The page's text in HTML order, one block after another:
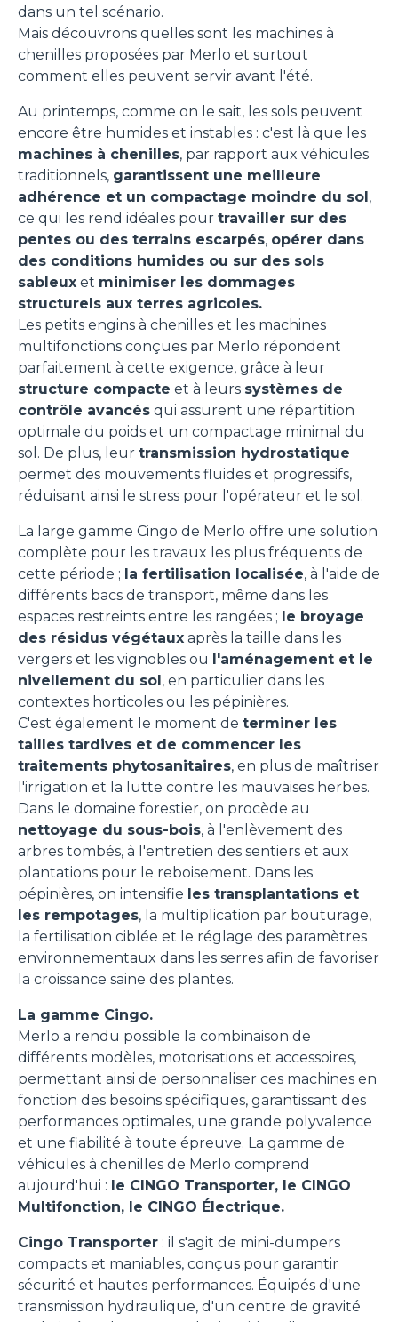
dans un tel scénario.
Mais découvrons quelles sont les machines à
chenilles proposées par Merlo et surtout
comment elles peuvent servir avant l'été.
Au printemps, comme on le sait, les sols peuvent
encore être humides et instables : c'est là que les
machines à chenilles, par rapport aux véhicules
traditionnels, garantissent une meilleure
adhérence et un compactage moindre du sol,
ce qui les rend idéales pour travailler sur des
pentes ou des terrains escarpés, opérer dans
des conditions humides ou sur des sols
sableux et minimiser les dommages
structurels aux terres agricoles.
Les petits engins à chenilles et les machines
multifonctions conçues par Merlo répondent
parfaitement à cette exigence, grâce à leur
structure compacte et à leurs systèmes de
contrôle avancés qui assurent une répartition
optimale du poids et un compactage minimal du
sol. De plus, leur transmission hydrostatique
permet des mouvements fluides et progressifs,
réduisant ainsi le stress pour l'opérateur et le sol.
La large gamme Cingo de Merlo offre une solution
complète pour les travaux les plus fréquents de
cette période ; la fertilisation localisée, à l'aide de
différents bacs de transport, même dans les
espaces restreints entre les rangées ; le broyage
des résidus végétaux après la taille dans les
vergers et les vignobles ou l'aménagement et le
nivellement du sol, en particulier dans les
contextes horticoles ou les pépinières.
C'est également le moment de terminer les
tailles tardives et de commencer les
traitements phytosanitaires, en plus de maîtriser
l'irrigation et la lutte contre les mauvaises herbes.
Dans le domaine forestier, on procède au
nettoyage du sous-bois, à l'enlèvement des
arbres tombés, à l'entretien des sentiers et aux
plantations pour le reboisement. Dans les
pépinières, on intensifie les transplantations et
les rempotages, la multiplication par bouturage,
la fertilisation ciblée et le réglage des paramètres
environnementaux dans les serres afin de favoriser
la croissance saine des plantes.
La gamme Cingo.
Merlo a rendu possible la combinaison de
différents modèles, motorisations et accessoires,
permettant ainsi de personnaliser ces machines en
fonction des besoins spécifiques, garantissant des
performances optimales, une grande polyvalence
et une fiabilité à toute épreuve. La gamme de
véhicules à chenilles de Merlo comprend
aujourd'hui : le CINGO Transporter, le CINGO
Multifonction, le CINGO Électrique.
Cingo Transporter : il s'agit de mini-dumpers
compacts et maniables, conçus pour garantir
sécurité et hautes performances. Équipés d'une
transmission hydraulique, d'un centre de gravité